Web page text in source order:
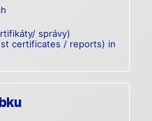
správy)
certificates / reports) in